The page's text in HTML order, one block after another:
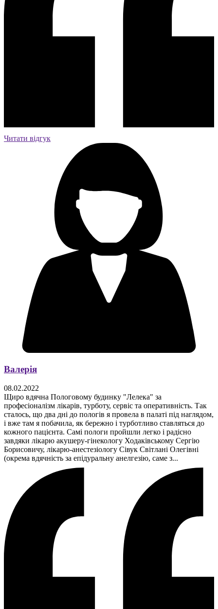
Читати відгук
Валерія
08.02.2022
Щиро вдячна Пологовому будинку "Лелека" за
професіоналізм лікарів, турботу, сервіс та оперативність. Так
сталось, що два дні до пологів я провела в палаті під наглядом,
і вже там я побачила, як бережно і турботливо ставляться до
кожного пацієнта. Самі пологи пройшли легко і радісно
завдяки лікарю акушеру-гінекологу Ходаківському Сергію
Борисовичу, лікарю-анестезіологу Сівук Світлані Олегівні
(окрема вдячність за епідуральну анелгезію, саме з...